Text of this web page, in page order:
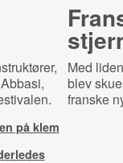
på klem
Med
blev
franske